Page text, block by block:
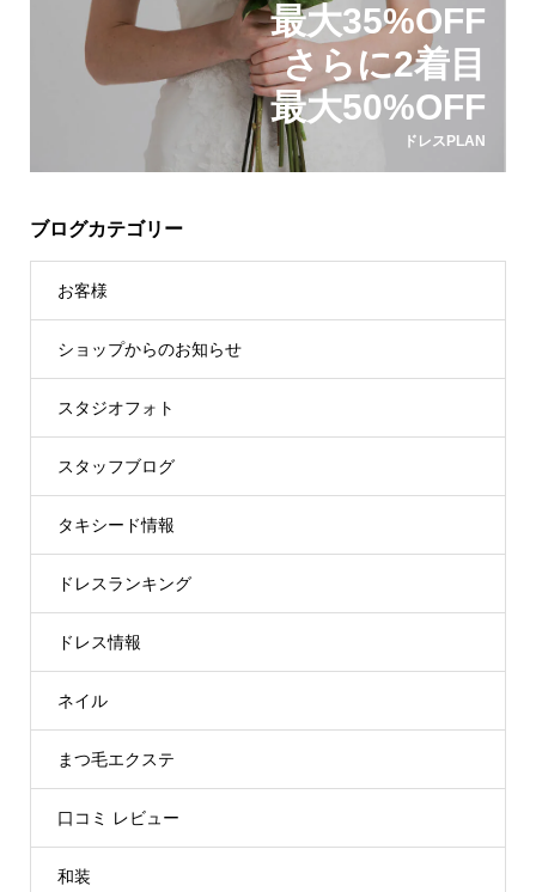
最大35%OFF
さらに2着目
最大50%OFF
ドレスPLAN
ブログカテゴリー
お客様
ショップからのお知らせ
スタジオフォト
スタッフブログ
タキシード情報
ドレスランキング
ドレス情報
ネイル
まつ毛エクステ
口コミ レビュー
和装